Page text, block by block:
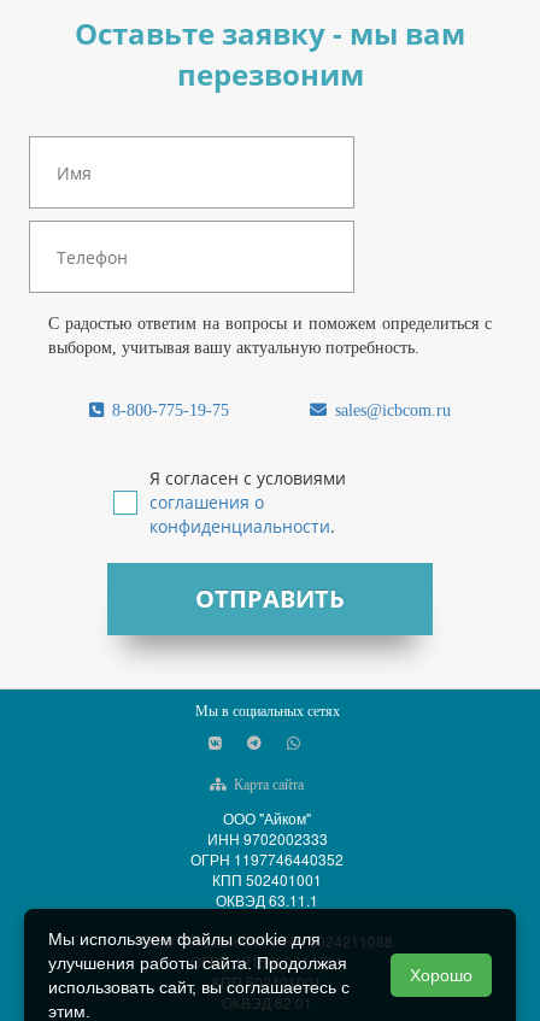
Оставьте заявку - мы вам
перезвоним
С радостью ответим на вопросы и поможем определиться с
выбором, учитывая вашу актуальную потребность.
8-800-775-19-75 sales@icbcom.ru
Я согласен с условиями
соглашения о
конфиденциальности.
ОТПРАВИТЬ
Мы в социальных сетях
Карта сайта
ООО "Айком"
ИНН 9702002333
ОГРН 1197746440352
КПП 502401001
ОКВЭД 63.11.1
ООО "АйСиБиКом" ИНН 5024211088
ОГРН 1215000014701
КПП 502401001
ОКВЭД 62.01
Мы используем файлы cookie для
улучшения работы сайта. Продолжая
использовать сайт, вы соглашаетесь с
этим.
Хорошо